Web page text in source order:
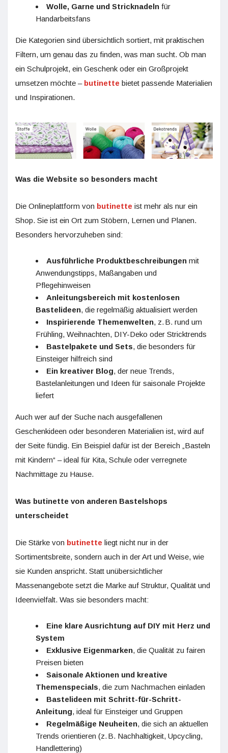
Wolle, Garne und Stricknadeln für
Handarbeitsfans
Die Kategorien sind übersichtlich sortiert, mit praktischen
Filtern, um genau das zu finden, was man sucht. Ob man
ein Schulprojekt, ein Geschenk oder ein Großprojekt
umsetzen möchte – butinette bietet passende Materialien
und Inspirationen.
Was die Website so besonders macht
Die Onlineplattform von butinette ist mehr als nur ein
Shop. Sie ist ein Ort zum Stöbern, Lernen und Planen.
Besonders hervorzuheben sind:
Ausführliche Produktbeschreibungen mit
Anwendungstipps, Maßangaben und
Pflegehinweisen
Anleitungsbereich mit kostenlosen
Bastelideen, die regelmäßig aktualisiert werden
Inspirierende Themenwelten, z. B. rund um
Frühling, Weihnachten, DIY-Deko oder Stricktrends
Bastelpakete und Sets, die besonders für
Einsteiger hilfreich sind
Ein kreativer Blog, der neue Trends,
Bastelanleitungen und Ideen für saisonale Projekte
liefert
Auch wer auf der Suche nach ausgefallenen
Geschenkideen oder besonderen Materialien ist, wird auf
der Seite fündig. Ein Beispiel dafür ist der Bereich „Basteln
mit Kindern“ – ideal für Kita, Schule oder verregnete
Nachmittage zu Hause.
Was butinette von anderen Bastelshops
unterscheidet
Die Stärke von butinette liegt nicht nur in der
Sortimentsbreite, sondern auch in der Art und Weise, wie
sie Kunden anspricht. Statt unübersichtlicher
Massenangebote setzt die Marke auf Struktur, Qualität und
Ideenvielfalt. Was sie besonders macht:
Eine klare Ausrichtung auf DIY mit Herz und
System
Exklusive Eigenmarken, die Qualität zu fairen
Preisen bieten
Saisonale Aktionen und kreative
Themenspecials, die zum Nachmachen einladen
Bastelideen mit Schritt-für-Schritt-
Anleitung, ideal für Einsteiger und Gruppen
Regelmäßige Neuheiten, die sich an aktuellen
Trends orientieren (z. B. Nachhaltigkeit, Upcycling,
Handlettering)